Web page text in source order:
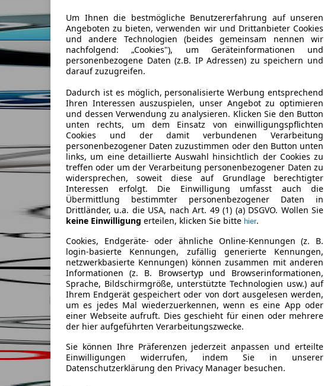
Um Ihnen die bestmögliche Benutzererfahrung auf unseren
Angeboten zu bieten, verwenden wir und Drittanbieter Cookies
und andere Technologien (beides gemeinsam nennen wir
nachfolgend: „Cookies"), um Geräteinformationen und
personenbezogene Daten (z.B. IP Adressen) zu speichern und
darauf zuzugreifen.
Dadurch ist es möglich, personalisierte Werbung entsprechend
Ihren Interessen auszuspielen, unser Angebot zu optimieren
und dessen Verwendung zu analysieren. Klicken Sie den Button
unten rechts, um dem Einsatz von einwilligungspflichten
Cookies und der damit verbundenen Verarbeitung
personenbezogener Daten zuzustimmen oder den Button unten
links, um eine detaillierte Auswahl hinsichtlich der Cookies zu
treffen oder um der Verarbeitung personenbezogener Daten zu
widersprechen, soweit diese auf Grundlage berechtigter
Interessen erfolgt. Die Einwilligung umfasst auch die
Übermittlung bestimmter personenbezogener Daten in
Drittländer, u.a. die USA, nach Art. 49 (1) (a) DSGVO. Wollen Sie
keine Einwilligung erteilen, klicken Sie bitte hier.
Cookies, Endgeräte- oder ähnliche Online-Kennungen (z. B.
login-basierte Kennungen, zufällig generierte Kennungen,
netzwerkbasierte Kennungen) können zusammen mit anderen
Informationen (z. B. Browsertyp und Browserinformationen,
Sprache, Bildschirmgröße, unterstützte Technologien usw.) auf
Ihrem Endgerät gespeichert oder von dort ausgelesen werden,
um es jedes Mal wiederzuerkennen, wenn es eine App oder
einer Webseite aufruft. Dies geschieht für einen oder mehrere
der hier aufgeführten Verarbeitungszwecke.
Sie können Ihre Präferenzen jederzeit anpassen und erteilte
Einwilligungen widerrufen, indem Sie in unserer
Datenschutzerklärung den Privacy Manager besuchen.